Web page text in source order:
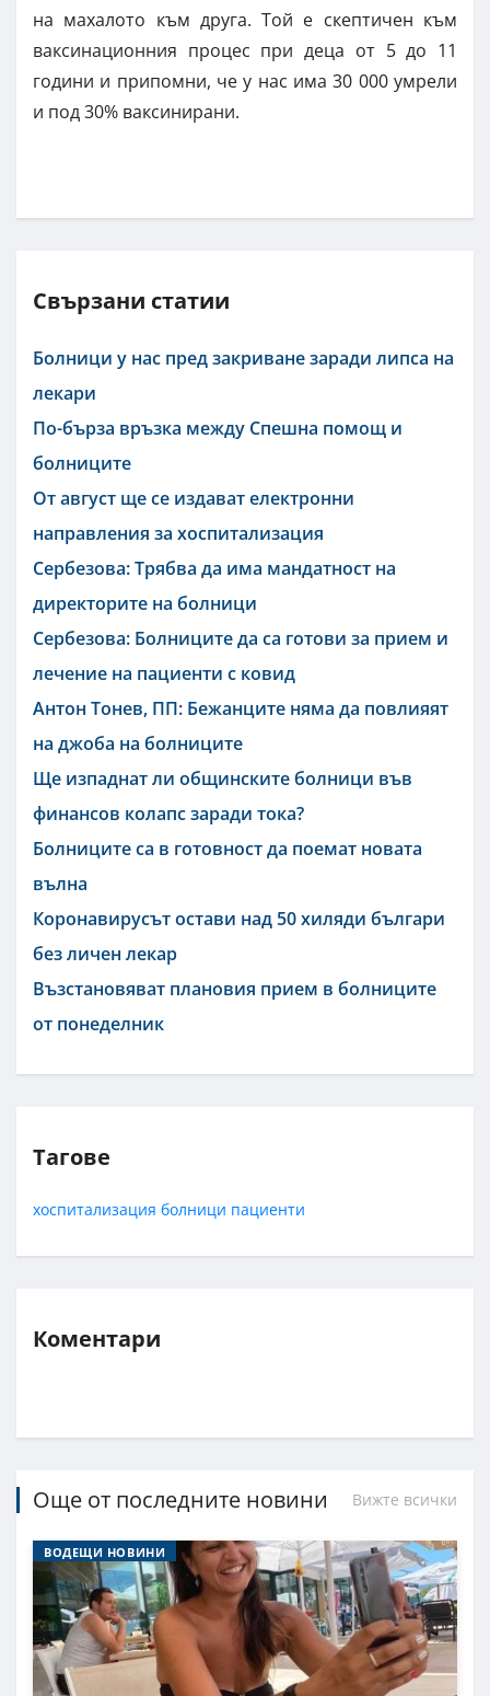
на махалото към друга. Той е скептичен към
ваксинационния процес при деца от 5 до 11
години и припомни, че у нас има 30 000 умрели
и под 30% ваксинирани.
Свързани статии
Болници у нас пред закриване заради липса на
лекари
По-бърза връзка между Спешна помощ и
болниците
От август ще се издават електронни
направления за хоспитализация
Сербезова: Трябва да има мандатност на
директорите на болници
Сербезова: Болниците да са готови за прием и
лечение на пациенти с ковид
Антон Тонев, ПП: Бежанците няма да повлияят
на джоба на болниците
Ще изпаднат ли общинските болници във
финансов колапс заради тока?
Болниците са в готовност да поемат новата
вълна
Коронавирусът остави над 50 хиляди българи
без личен лекар
Възстановяват плановия прием в болниците
от понеделник
Тагове
хоспитализация болници пациенти
Коментари
Още от последните новини Вижте всички
ВОДЕЩИ НОВИНИ